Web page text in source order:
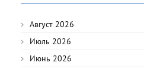
Август 2026
Июль 2026
Июнь 2026